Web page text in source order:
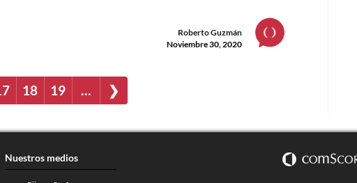
Roberto Guzmán
Noviembre 30, 2020
18 19 … ❯
Nuestros medios